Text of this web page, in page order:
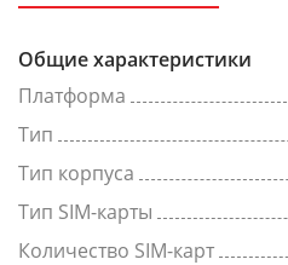
Общие характеристики
Платформа
Тип
Тип корпуса
Тип SIM-карты
Количество SIM-карт